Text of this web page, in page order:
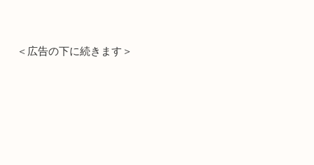
＜広告の下に続きます＞